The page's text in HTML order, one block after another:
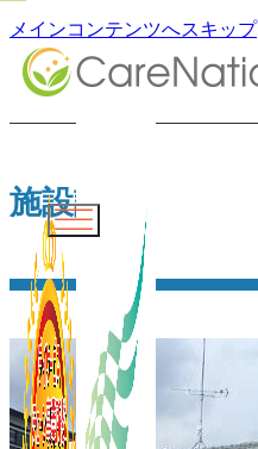
メインコンテンツへスキップ
施設詳細